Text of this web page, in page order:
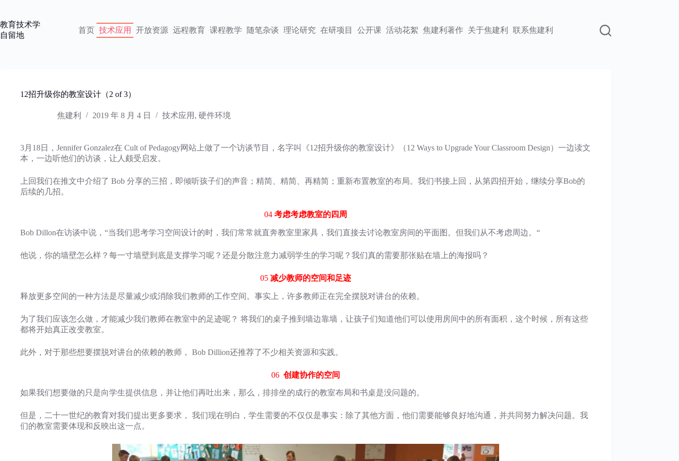
内
容
教育技术学
自留地
首页 技术应用 开放资源 远程教育 课程教学 随笔杂谈 理论研究 在研项目 公开课 活动花絮 焦建利著作 关于焦建利 联系焦建利
12招升级你的教室设计（2 of 3）
焦建利 2019 年 8 月 4 日 技术应用 , 硬件环境
3月18日，Jennifer Gonzalez在 Cult of Pedagogy网站上做了一个访谈节目，名字叫《12招升级你的教室设计》（12 Ways to Upgrade Your Classroom Design）一边读文
本，一边听他们的访谈，让人颇受启发。
上回我们在推文中介绍了 Bob 分享的三招，即倾听孩子们的声音；精简、精简、再精简；重新布置教室的布局。我们书接上回，从第四招开始，继续分享Bob的
后续的几招。
04 考虑考虑教室的四周
Bob Dillon在访谈中说，“当我们思考学习空间设计的时，我们常常就直奔教室里家具，我们直接去讨论教室房间的平面图。但我们从不考虑周边。“
他说，你的墙壁怎么样？每一寸墙壁到底是支撑学习呢？还是分散注意力减弱学生的学习呢？我们真的需要那张贴在墙上的海报吗？
05 减少教师的空间和足迹
释放更多空间的一种方法是尽量减少或消除我们教师的工作空间。事实上，许多教师正在完全摆脱对讲台的依赖。
为了我们应该怎么做，才能减少我们教师在教室中的足迹呢？ 将我们的桌子推到墙边靠墙，让孩子们知道他们可以使用房间中的所有面积，这个时候，所有这些
都将开始真正改变教室。
此外，对于那些想要摆脱对讲台的依赖的教师， Bob Dillion还推荐了不少相关资源和实践。
06 创建协作的空间
如果我们想要做的只是向学生提供信息，并让他们再吐出来，那么，排排坐的成行的教室布局和书桌是没问题的。
但是，二十一世纪的教育对我们提出更多要求， 我们现在明白，学生需要的不仅仅是事实：除了其他方面，他们需要能够良好地沟通，并共同努力解决问题。我
们的教室需要体现和反映出这一点。